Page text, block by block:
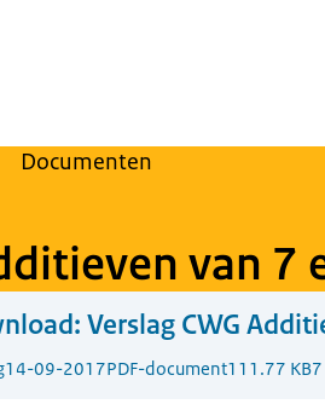
Documenten
van
Verslag CWG
14-09-2017PDF-document111.77 KB